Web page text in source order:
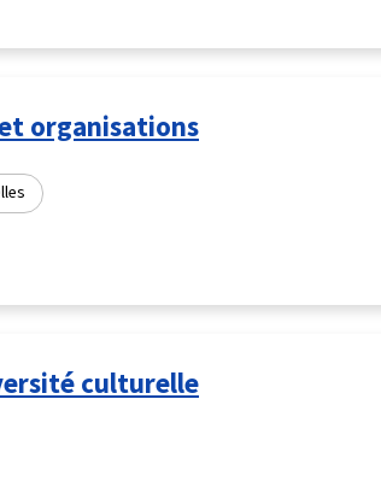
organisations
culturelle